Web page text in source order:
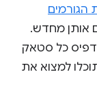
הגורמים
אותן מחדש.
כל סטאק
למצוא את